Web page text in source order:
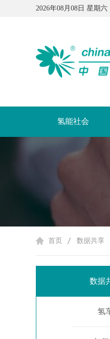
2026年08月08日 星期六
氢能社会
首页 数据共享
数据
氢